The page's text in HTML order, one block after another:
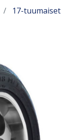
17-tuumaiset